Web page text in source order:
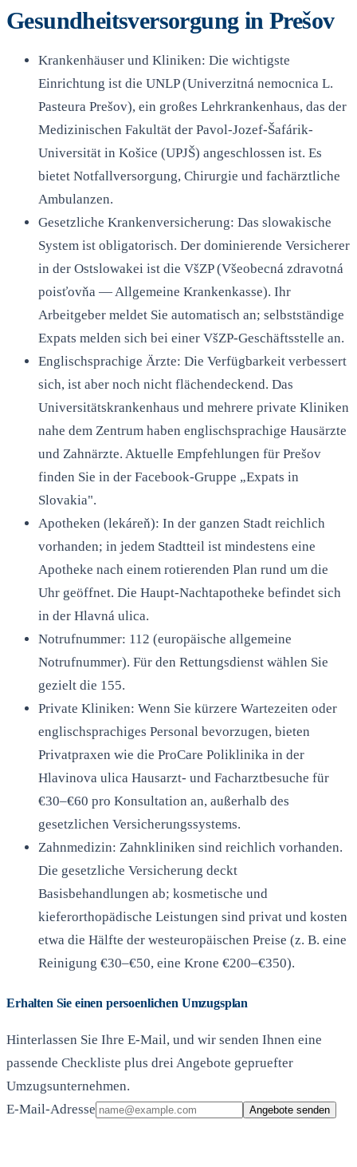
Gesundheitsversorgung in Prešov
Krankenhäuser und Kliniken: Die wichtigste
Einrichtung ist die UNLP (Univerzitná nemocnica L.
Pasteura Prešov), ein großes Lehrkrankenhaus, das der
Medizinischen Fakultät der Pavol-Jozef-Šafárik-
Universität in Košice (UPJŠ) angeschlossen ist. Es
bietet Notfallversorgung, Chirurgie und fachärztliche
Ambulanzen.
Gesetzliche Krankenversicherung: Das slowakische
System ist obligatorisch. Der dominierende Versicherer
in der Ostslowakei ist die VšZP (Všeobecná zdravotná
poisťovňa — Allgemeine Krankenkasse). Ihr
Arbeitgeber meldet Sie automatisch an; selbstständige
Expats melden sich bei einer VšZP-Geschäftsstelle an.
Englischsprachige Ärzte: Die Verfügbarkeit verbessert
sich, ist aber noch nicht flächendeckend. Das
Universitätskrankenhaus und mehrere private Kliniken
nahe dem Zentrum haben englischsprachige Hausärzte
und Zahnärzte. Aktuelle Empfehlungen für Prešov
finden Sie in der Facebook-Gruppe „Expats in
Slovakia".
Apotheken (lekáreň): In der ganzen Stadt reichlich
vorhanden; in jedem Stadtteil ist mindestens eine
Apotheke nach einem rotierenden Plan rund um die
Uhr geöffnet. Die Haupt-Nachtapotheke befindet sich
in der Hlavná ulica.
Notrufnummer: 112 (europäische allgemeine
Notrufnummer). Für den Rettungsdienst wählen Sie
gezielt die 155.
Private Kliniken: Wenn Sie kürzere Wartezeiten oder
englischsprachiges Personal bevorzugen, bieten
Privatpraxen wie die ProCare Poliklinika in der
Hlavinova ulica Hausarzt- und Facharztbesuche für
€30–€60 pro Konsultation an, außerhalb des
gesetzlichen Versicherungssystems.
Zahnmedizin: Zahnkliniken sind reichlich vorhanden.
Die gesetzliche Versicherung deckt
Basisbehandlungen ab; kosmetische und
kieferorthopädische Leistungen sind privat und kosten
etwa die Hälfte der westeuropäischen Preise (z. B. eine
Reinigung €30–€50, eine Krone €200–€350).
Erhalten Sie einen persoenlichen Umzugsplan
Hinterlassen Sie Ihre E-Mail, und wir senden Ihnen eine
passende Checkliste plus drei Angebote gepruefter
Umzugsunternehmen.
E-Mail-Adresse
Angebote senden